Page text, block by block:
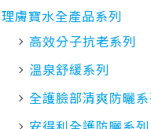
理膚寶水全產品系列
高效分子抗老系列
溫泉舒緩系列
全護臉部清爽防曬